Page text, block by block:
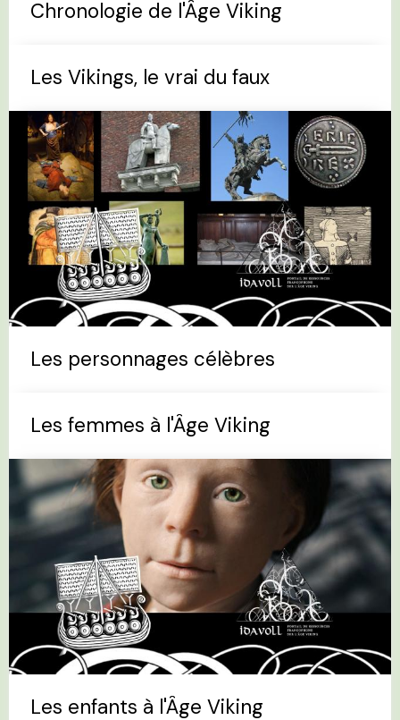
Chronologie de l'Âge Viking
Les Vikings, le vrai du faux
Les personnages célèbres
Les femmes à l'Âge Viking
Les enfants à l'Âge Viking